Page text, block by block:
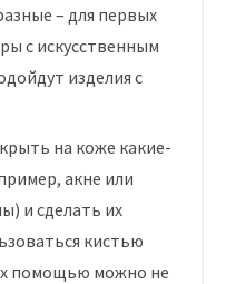
– для первых
с искусственным
изделия с
на коже какие-
акне или
и сделать их
кистью
помощью можно не